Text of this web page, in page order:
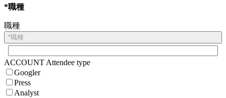
*職種
職種
*職種
ACCOUNT Attendee type
Googler
Press
Analyst